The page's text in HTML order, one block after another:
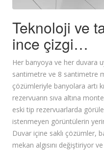
Teknoloji ve
ince çizgi…
Her banyoya ve her duvara
santimetre ve 8 santimetre
çözümleriyle banyolara artı
rezervuarın sıva altına
eski tip rezervuarlarda
istenmeyen görüntülerin
Duvar içine saklı çözümler,
mekan algısını değiştiriyor